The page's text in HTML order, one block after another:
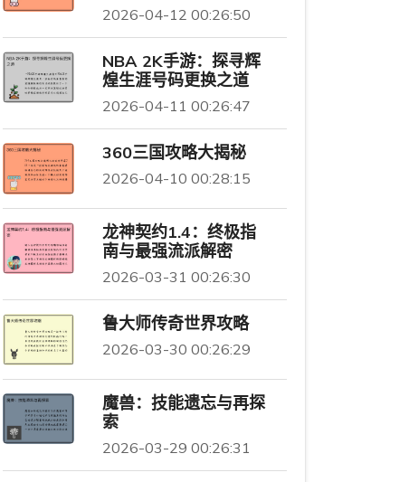
2026-04-12 00:26:50
NBA 2K手游：探寻辉
煌生涯号码更换之道
2026-04-11 00:26:47
360三国攻略大揭秘
2026-04-10 00:28:15
龙神契约1.4：终极指
南与最强流派解密
2026-03-31 00:26:30
鲁大师传奇世界攻略
2026-03-30 00:26:29
魔兽：技能遗忘与再探
索
2026-03-29 00:26:31